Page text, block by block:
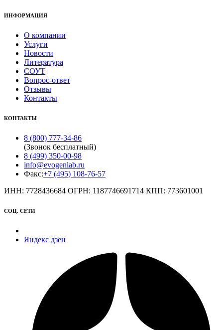
ИНФОРМАЦИЯ
О компании
Услуги
Новости
Литература
СОУТ
Вопрос-ответ
Отзывы
Контакты
КОНТАКТЫ
8 (800) 777-34-86
(Звонок бесплатный)
8 (499) 350-00-98
info@evogenlab.ru
Факс:+7 (495) 108-76-57
ИНН: 7728436684 ОГРН: 1187746691714 КПП: 773601001
СОЦ. СЕТИ
Яндекс дзен